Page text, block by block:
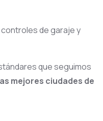
de garaje y
que seguimos
mejores ciudades de